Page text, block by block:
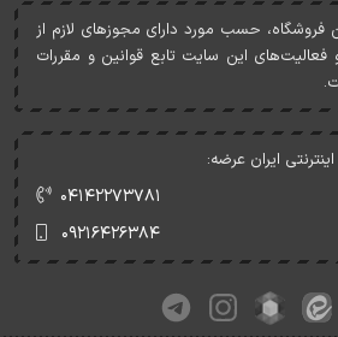
فروشگاه، حسب مورد دارای مجوزهای لازم از
اين سايت تابع قوانين و مقررات
ایران عرضه:
۰۴۱۴۲۲۷۳۷۸۱
۰۹۲۱۶۴۲۶۳۸۴